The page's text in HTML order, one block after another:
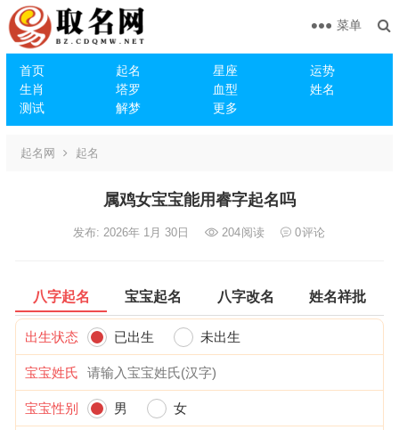
首页 起名 星座
运势
生肖
塔罗 血型
姓名
测试
解梦 更多
菜单
起名网 起名
属鸡女宝宝能用睿字起名吗
发布: 2026年 1月 30日 204阅读 0评论
八字起名 宝宝起名 八字改名 姓名祥批
出生状态 已出生 未出生
宝宝姓氏
宝宝性别 男 女